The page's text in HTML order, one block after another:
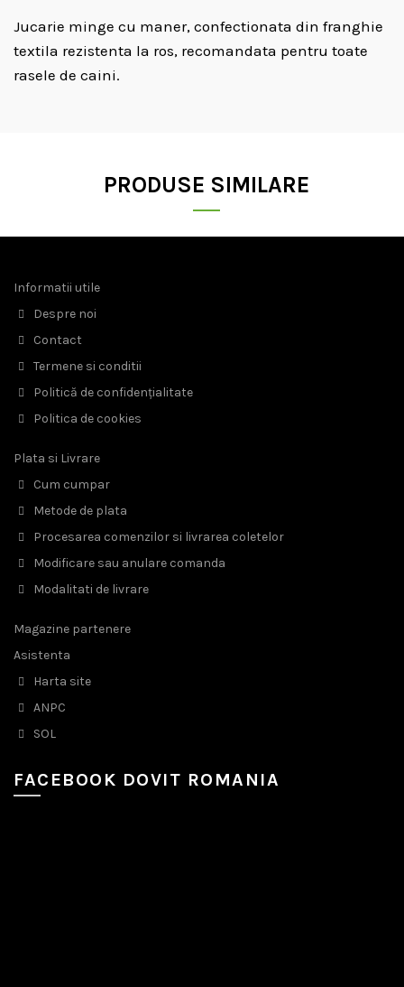
Jucarie minge cu maner, confectionata din franghie
textila rezistenta la ros, recomandata pentru toate
rasele de caini.
PRODUSE SIMILARE
Informatii utile
Despre noi
Contact
Termene si conditii
Politică de confidențialitate
Politica de cookies
Plata si Livrare
Cum cumpar
Metode de plata
Procesarea comenzilor si livrarea coletelor
Modificare sau anulare comanda
Modalitati de livrare
Magazine partenere
Asistenta
Harta site
ANPC
SOL
FACEBOOK DOVIT ROMANIA